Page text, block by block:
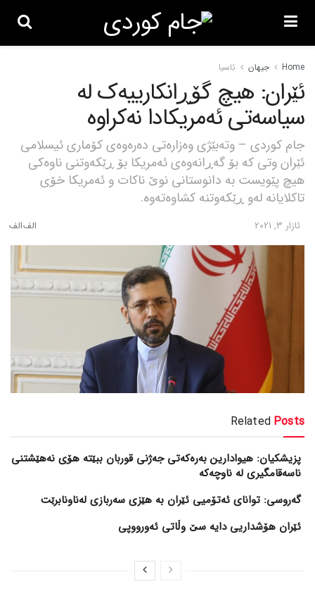
Home جیهان ئاسیا
ئێران: هیچ گۆڕانکارییەک لە
سیاسەتی ئەمریکادا نەکراوە
جام کوردی – وتەبێژی وەزارەتی دەرەوەی کۆماری ئیسلامی
ئێران وتی کە بۆ گەڕانەوەی ئەمریکا بۆ ڕێکەوتنی ناوەکی
هیچ پێویست بە دانوستانی نوێ ناکات و ئەمریکا خۆی
تاکلایانە لەو ڕێکەوتنە کشاوەتەوە.
ئازار 3, 2021
Related Posts
پزیشکیان: هیوادارین بەرەکەتی جەژنی قوربان ببێتە هۆی نەهێشتنی
ناسەقامگیری لە ناوچەکە
گەروسی: توانای ئەتۆمیی ئێران بە هێزی سەربازی لەناونابرێت
ئێران هۆشداریی دایە سێ وڵاتی ئەورووپی